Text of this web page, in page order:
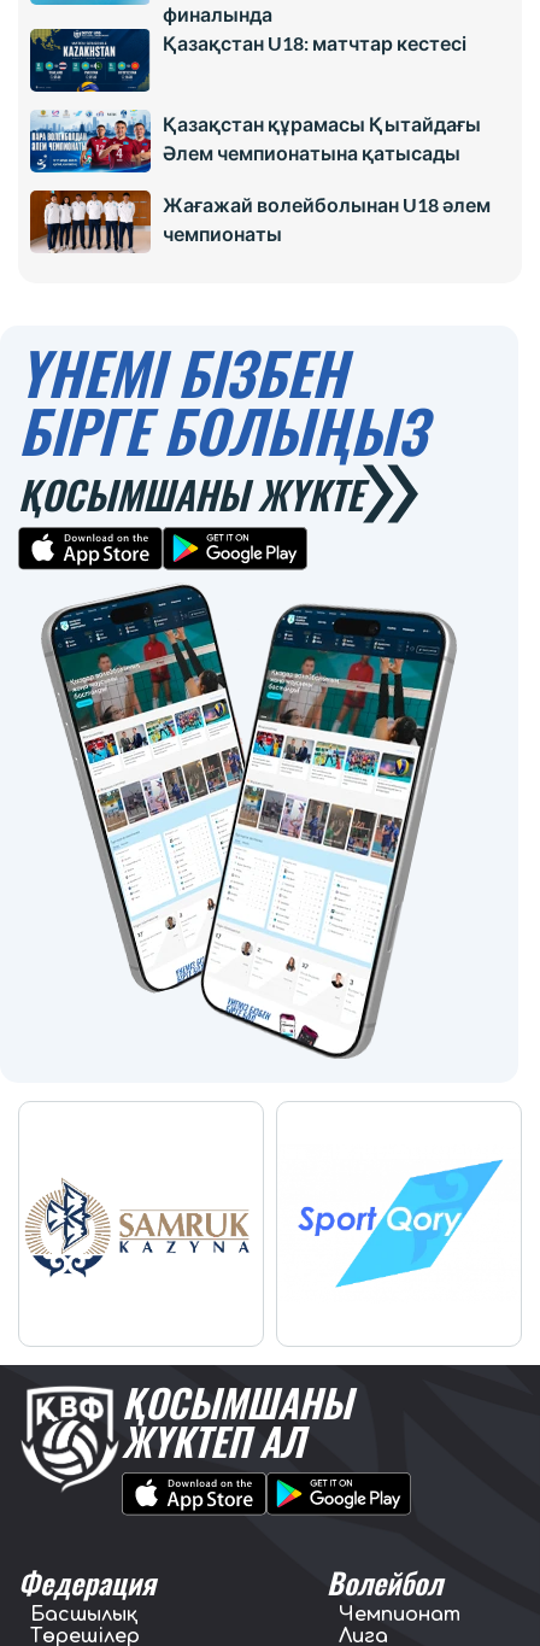
финалында
Қазақстан U18: матчтар кестесі
Қазақстан құрамасы Қытайдағы
Әлем чемпионатына қатысады
Жағажай волейболынан U18 әлем
чемпионаты
ҮНЕМІ БІЗБЕН
БІРГЕ БОЛЫҢЫЗ
ҚОСЫМШАНЫ ЖҮКТЕ
ҚОСЫМШАНЫ
ЖҮКТЕП АЛ
Федерация
Басшылық
Төрешілер
Волейбол
Чемпионат
Лига